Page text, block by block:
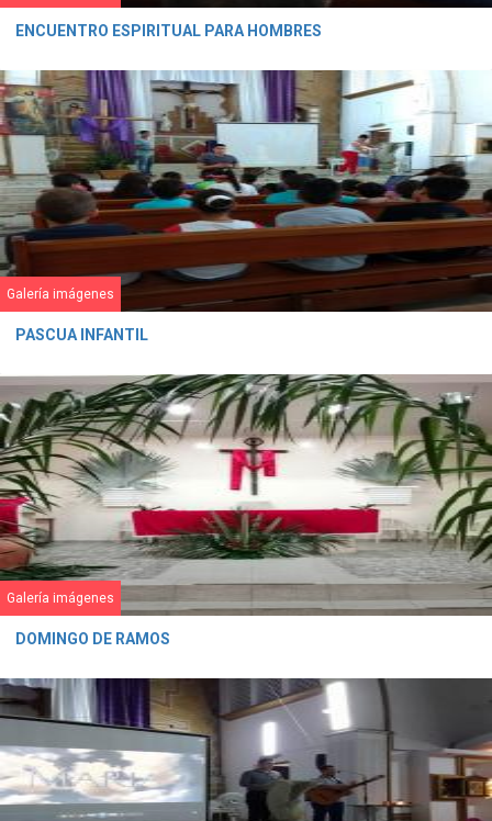
ENCUENTRO ESPIRITUAL PARA HOMBRES
Galería imágenes
PASCUA INFANTIL
Galería imágenes
DOMINGO DE RAMOS